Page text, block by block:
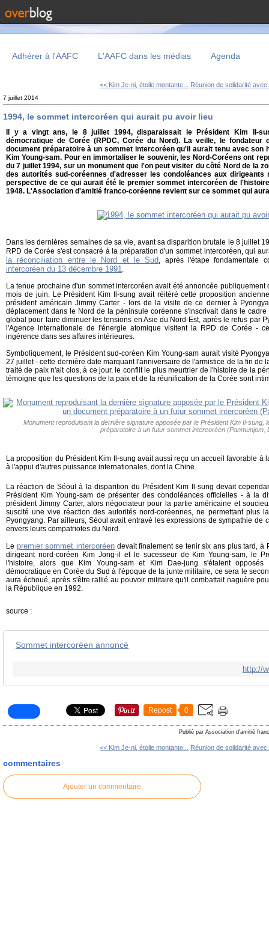
Adhérer à l'AAFC L'AAFC dans les médias Agenda
<< Kim Je-ni, étoile montante... Réunion de solidarité
7 juillet 2014
1994, le sommet intercoréen qui aurait pu avoir lieu
Il y a vingt ans, le 8 juillet 1994, disparaissait le Président Kim Il-
démocratique de Corée (RPDC, Corée du Nord). La veille, le fondateur
document préparatoire à un sommet intercoréen qu'il aurait tenu avec son
Kim Young-sam. Pour en immortaliser le souvenir, les Nord-Coréens ont
du 7 juillet 1994, sur un monument que l'on peut visiter du côté Nord de la
des autorités sud-coréennes d'adresser les condoléances aux
perspective de ce qui aurait été le premier sommet intercoréen de
1948. L'Association d'amitié franco-coréenne revient sur ce sommet qui
Dans les dernières semaines de sa vie, avant sa disparition brutale le 8 juillet
RPD de Corée s'est consacré à la préparation d'un sommet intercoréen, qui
la réconciliation entre le Nord et le Sud, après l'étape fondamentale
intercoréen du 13 décembre 1991.
La tenue prochaine d'un sommet intercoréen avait été annoncée
mois de juin. Le Président Kim Il-sung avait réitéré cette proposition
président américain Jimmy Carter - lors de la visite de ce dernier à
déplacement dans le Nord de la péninsule coréenne s'inscrivait dans le
global pour faire diminuer les tensions en Asie du Nord-Est, après le refus par
l'Agence internationale de l'énergie atomique visitent la RPD de Corée -
ingérence dans ses affaires intérieures.
Symboliquement, le Président sud-coréen Kim Young-sam aurait visité
27 juillet - cette dernière date marquant l'anniversaire de l'armistice de la fin de
traité de paix n'ait clos, à ce jour, le conflit le plus meurtrier de l'histoire de la
témoigne que les questions de la paix et de la réunification de la Corée sont
Monument reproduisant la dernière signature apposée par le Président Kim Il-sung,
préparatoire à un futur sommet intercoréen (Panmunjom,
La proposition du Président Kim Il-sung avait aussi reçu un accueil favorable à
à l'appui d'autres puissance internationales, dont la Chine.
La réaction de Séoul à la disparition du Président Kim Il-sung devait
Président Kim Young-sam de présenter des condoléances officielles - à la
président Jimmy Carter, alors négociateur pour la partie américaine et
suscité une vive réaction des autorités nord-coréennes, ne permettant plus
Pyongyang. Par ailleurs, Séoul avait entravé les expressions de sympathie de
envers leurs compatriotes du Nord.
Le premier sommet intercoréen devait finalement se tenir six ans plus tard, à
dirigeant nord-coréen Kim Jong-il et le sucesseur de Kim Young-sam, le
l'histoire, alors que Kim Young-sam et Kim Dae-jung s'étaient opposés
démocratique en Corée du Sud à l'époque de la junte militaire, ce sera le
aura échoué, après s'être rallié au pouvoir militaire qu'il combattait naguère
la République en 1992.
source :
Sommet intercoréen annoncé
http://
Repost 0
Publié par Association d'amitié
<< Kim Je-ni, étoile montante... Réunion de solidarité
commentaires
Ajouter un commentaire